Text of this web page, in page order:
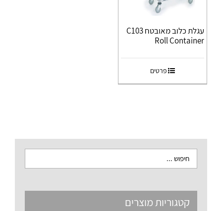
עגלת כלוב מאובטח C103
Roll Container
פרטים
קטגוריות מוצרים